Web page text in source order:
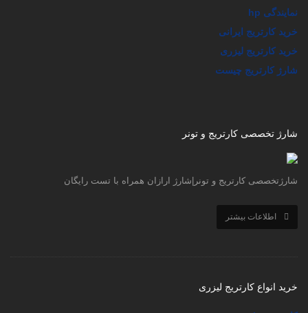
نمایندگی hp
خرید کارتریج ایرانی
خرید کارتریج لیزری
شارژ کارتریج چیست
شارژ تخصصی کارتریج و تونر
شارژتخصصی کارتریج و تونر|شارژ ارازان همراه با تست رایگان
اطلاعات بیشتر
خرید انواع کارتریج لیزری